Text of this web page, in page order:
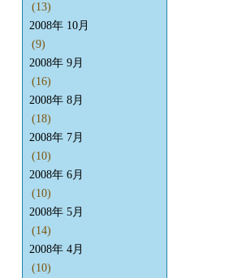
(13)
2008年 10月
(9)
2008年 9月
(16)
2008年 8月
(18)
2008年 7月
(10)
2008年 6月
(10)
2008年 5月
(14)
2008年 4月
(10)